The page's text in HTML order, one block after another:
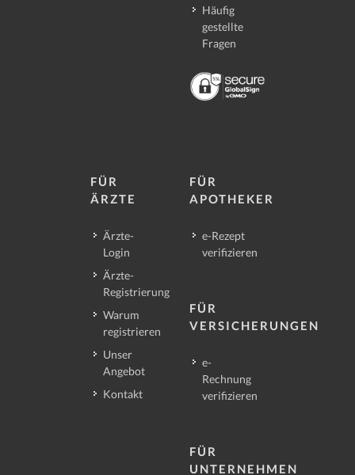
Häufig
gestellte
Fragen
FÜR
ÄRZTE
Ärzte-
Login
Ärzte-
Registrierung
Warum
registrieren
Unser
Angebot
Kontakt
FÜR
APOTHEKER
e-Rezept
verifizieren
FÜR
VERSICHERUNGEN
e-
Rechnung
verifizieren
FÜR
UNTERNEHMEN